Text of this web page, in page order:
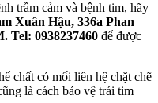
trầm cảm và bệnh tim, hãy
Xuân Hậu, 336a Phan
Tel: 0938237460 để được
chất có mối liên hệ chặt chẽ
là cách bảo vệ trái tim